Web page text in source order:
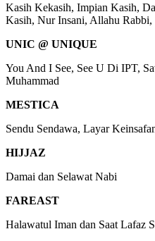
Kasih Kekasih, Impian Kasih,
Kasih, Nur Insani, Allahu
UNIC @ UNIQUE
You And I See, See U Di IPT,
Muhammad
MESTICA
Sendu Sendawa, Layar
HIJJAZ
Damai dan Selawat Nabi
FAREAST
Halawatul Iman dan Saat Lafaz